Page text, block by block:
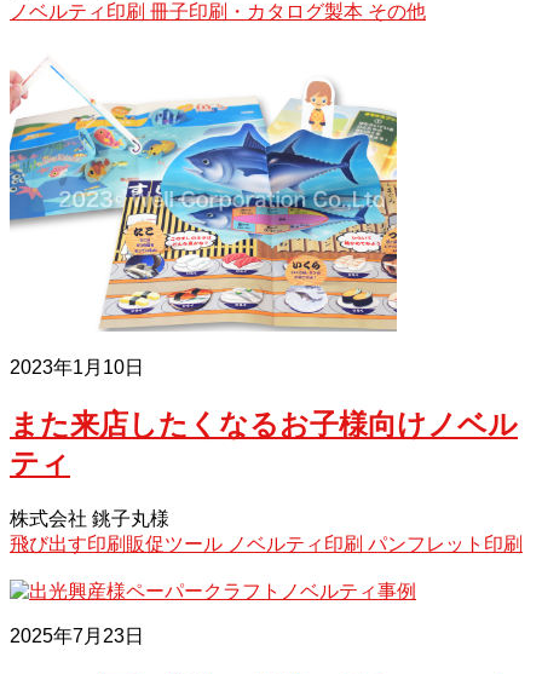
ノベルティ印刷 冊子印刷・カタログ製本 その他
2023年1月10日
また来店したくなるお子様向けノベル
ティ
株式会社 銚子丸様
飛び出す印刷販促ツール ノベルティ印刷 パンフレット印刷
2025年7月23日